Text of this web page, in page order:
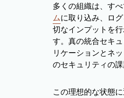
多くの組織は、す
ムに取り込み、ロ
切なインプットを
す。真の統合セキ
リケーションとネ
のセキュリティの
この理想的な状態